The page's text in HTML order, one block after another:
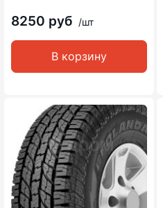
8250 руб /шт
В корзину